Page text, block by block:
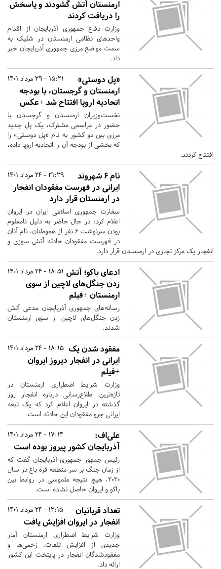
ارمنستان آتش گشودند و پاسخش
را دریافت کردند
وزارت دفاع جمهوری آذربایجان از اقدام
واحدهای نظامی ارمنستان در شلیک به
سمت مواضع مرزی جمهوری آذربایجان خبر
داد.
15:21 - 29 مرداد 1401
«پل دوستی»
ارمنستان و گرجستان، با بودجه
اتحادیه اروپا افتتاح شد +عکس
نخست‌وزیران ارمنستان و گرجستان با
حضور در مراسمی مشترک، یک پل جدید
مرزی بین دو کشور به نام «پل دوستی» را
که بخشی از بودجه آن را اتحادیه اروپا داده،
افتتاح کردند.
21:29 - 24 مرداد 1401
نام ۶ شهروند
ایرانی در فهرست مفقودان انفجار
در ارمنستان قرار دارد
سفارت جمهوری اسلامی ایران در ایروان
اعلام کرد: در حال حاضر به دلیل نامعلوم
بودن سرنوشت ۶ نفر از هموطنان، نام آنان
در فهرست مفقودان حادثه آتش سوزی و
انفجار یک مرکز تجاری در ارمنستان قرار دارد.
18:51 - 24 مرداد 1401 ادعای باکو؛ آتش
زدن جنگل‌های لاچین از سوی
ارمنستان +فیلم
رسانه‌های جمهوری آذربایجان مدعی آتش
زدن جنگل‌های لاچین از سوی ارمنستان
شدند.
18:15 - 24 مرداد 1401 مفقود شدن یک
ایرانی در انفجار دیروز ایروان
+فیلم
وزارت شرایط اضطراری ارمنستان در
تازه‌ترین اطلاع‌رسانی درباره انفجار روز
گذشته در ایروان اعلام کرد که یک تبعه
ایرانی جزو مفقودان این حادثه است.
17:14 - 24 مرداد 1401
علی‌اف:
آذربایجان کشور پیروز بوده است
رئیس جمهور جمهوری آذربایجان گفت که
از زمان جنگ بر سر منطقه قره باغ در سال
2020، هیچ نتیجه ملموسی در روابط بین
باکو و ایروان حاصل نشده است.
12:15 - 24 مرداد 1401
تعداد قربانیان
انفجار در ایروان افزایش یافت
وزارت شرایط اضطراری ارمنستان آمار
جدیدی از افزایش تلفات، زخمی‌ها و
مفقودشدگان انفجار در پایتخت این کشور
ارائه داد.